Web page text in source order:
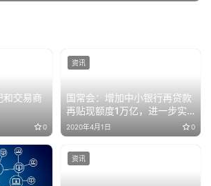
和交易商
0
国常会：增加中小银行再贷款
再贴现额度1万亿，进一步实
施对中小银行定向降准
2020年4月1日 0
资讯
资讯